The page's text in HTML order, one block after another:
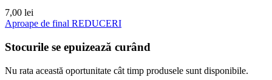
7,00 lei
Aproape de final REDUCERI
Stocurile se epuizează curând
Nu rata această oportunitate cât timp produsele sunt disponibile.